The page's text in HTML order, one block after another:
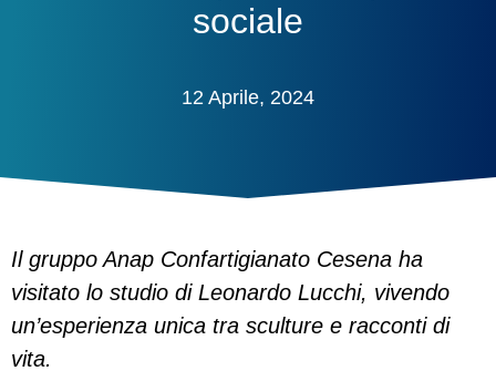
sociale
12 Aprile, 2024
Il gruppo Anap Confartigianato Cesena ha
visitato lo studio di Leonardo Lucchi, vivendo
un’esperienza unica tra sculture e racconti di
vita.